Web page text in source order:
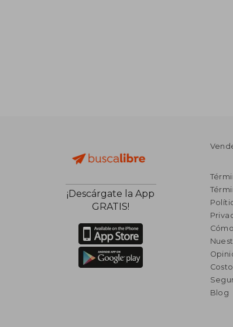
¡Descárgate la App
GRATIS!
Blog